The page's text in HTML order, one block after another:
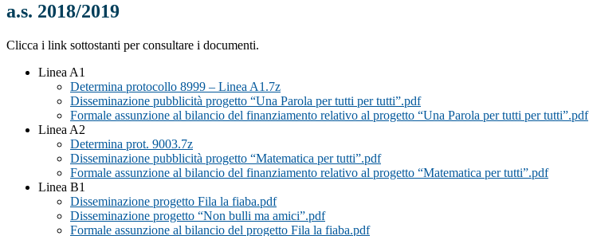
a.s. 2018/2019
Clicca i link sottostanti per consultare i documenti.
Linea A1
Determina protocollo 8999 – Linea A1.7z
Disseminazione pubblicità progetto “Una Parola per tutti per tutti”.pdf
Formale assunzione al bilancio del finanziamento relativo al progetto “Una Parola per tutti per tutti”.pdf
Linea A2
Determina prot. 9003.7z
Disseminazione pubblicità progetto “Matematica per tutti”.pdf
Formale assunzione al bilancio del finanziamento relativo al progetto “Matematica per tutti”.pdf
Linea B1
Disseminazione progetto Fila la fiaba.pdf
Disseminazione progetto “Non bulli ma amici”.pdf
Formale assunzione al bilancio del progetto Fila la fiaba.pdf